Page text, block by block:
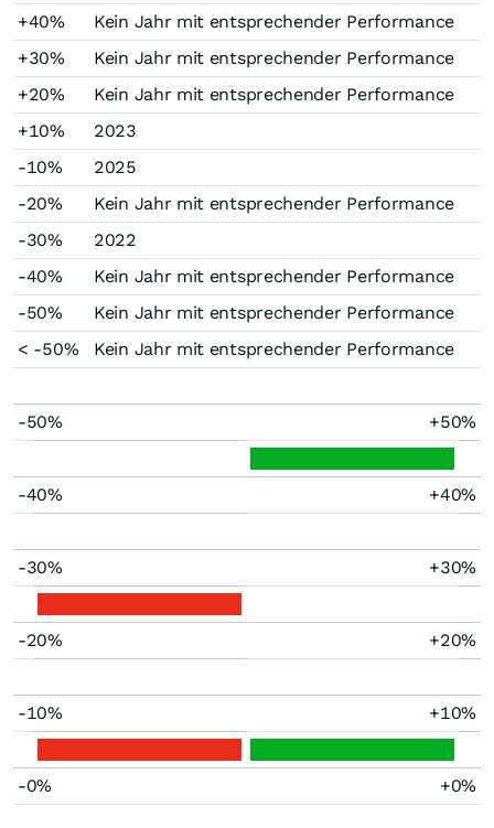
+40%
Kein Jahr mit entsprechender Performance
+30%
Kein Jahr mit entsprechender Performance
+20%
Kein Jahr mit entsprechender Performance
+10%
2023
-10%
2025
-20%
Kein Jahr mit entsprechender Performance
-30%
2022
-40%
Kein Jahr mit entsprechender Performance
-50%
Kein Jahr mit entsprechender Performance
< -50%
Kein Jahr mit entsprechender Performance
-50% +50%
-40% +40%
-30% +30%
-20% +20%
-10% +10%
-0% +0%